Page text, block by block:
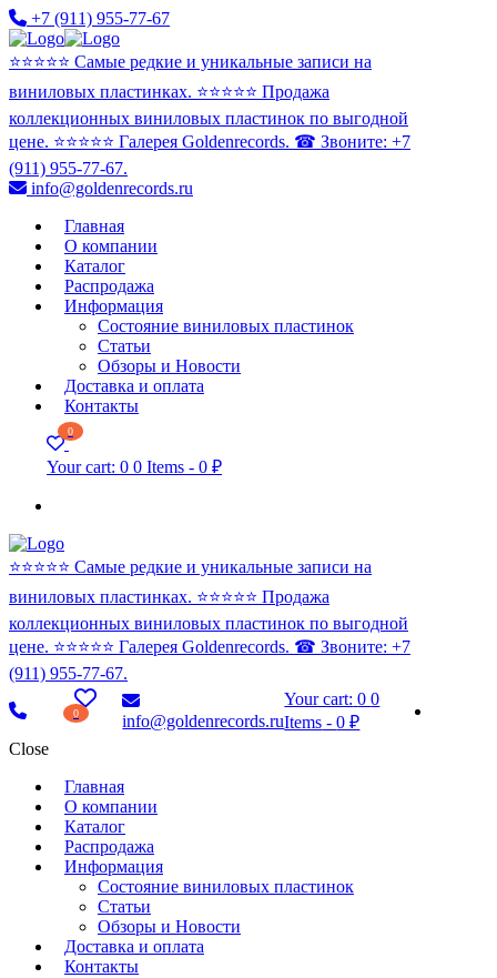
+7 (911) 955-77-67
⭐️⭐️⭐️⭐️⭐️ Самые редкие и уникальные записи на
виниловых пластинках. ⭐️⭐️⭐️⭐️⭐️ Продажа
коллекционных виниловых пластинок по выгодной
цене. ⭐️⭐️⭐️⭐️⭐️ Галерея Goldenrecords. ☎ Звоните: +7
(911) 955-77-67.
info@goldenrecords.ru
Главная
О компании
Каталог
Распродажа
Информация
Состояние виниловых пластинок
Статьи
Обзоры и Новости
Доставка и оплата
Контакты
0
Your cart: 0 0 Items - 0 ₽
⭐️⭐️⭐️⭐️⭐️ Самые редкие и уникальные записи на
виниловых пластинках. ⭐️⭐️⭐️⭐️⭐️ Продажа
коллекционных виниловых пластинок по выгодной
цене. ⭐️⭐️⭐️⭐️⭐️ Галерея Goldenrecords. ☎ Звоните: +7
(911) 955-77-67.
0 info@goldenrecords.ru
Your cart: 00
Items -0 ₽
Close
Главная
О компании
Каталог
Распродажа
Информация
Состояние виниловых пластинок
Статьи
Обзоры и Новости
Доставка и оплата
Контакты